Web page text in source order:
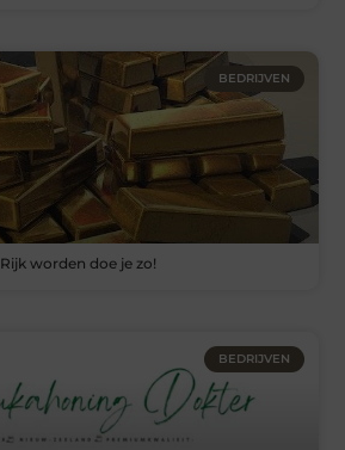
BEDRIJVEN
Rijk worden doe je zo!
BEDRIJVEN